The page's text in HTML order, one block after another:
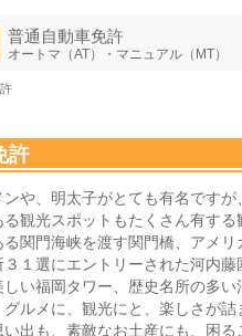
普通自動車免許
オートマ（AT）・マニュアル（MT）
許
や、明太子がとても有名ですが
観光スポットもたくさん有する
関門海峡を渡す関門橋、アメリ
１選にエントリーされた河内藤
い福岡タワー、歴史名所の多い
ルメに、観光にと、楽しさが詰
出も、素敵なお土産にも、困る